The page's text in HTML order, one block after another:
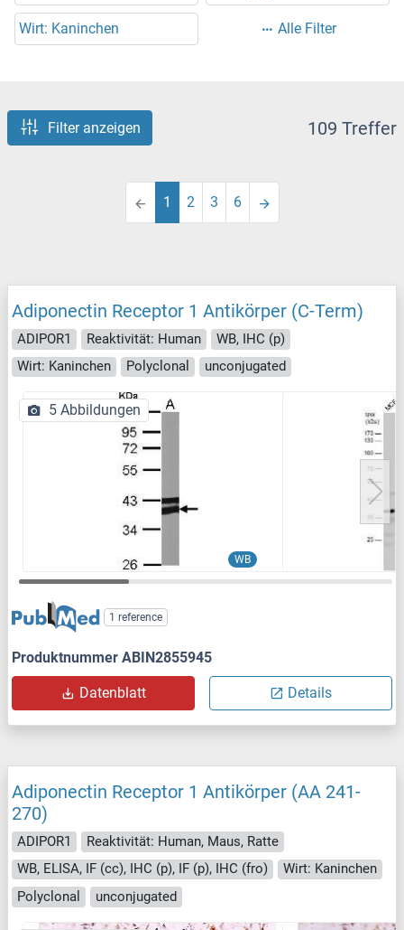
Wirt: Kaninchen Alle Filter
Filter anzeigen 109 Treffer
1 2 3 6
Adiponectin Receptor 1 Antikörper (C-Term)
ADIPOR1 Reaktivität: Human
WB, IHC (p)
Wirt: Kaninchen
Polyclonal unconjugated
WB
5 Abbildungen
1 reference
Produktnummer ABIN2855945
Datenblatt Details
Adiponectin Receptor 1 Antikörper (AA 241-
270)
ADIPOR1
Reaktivität: Human, Maus, Ratte
WB, ELISA, IF (cc), IHC (p), IF (p), IHC (fro)
Wirt: Kaninchen
Polyclonal
unconjugated